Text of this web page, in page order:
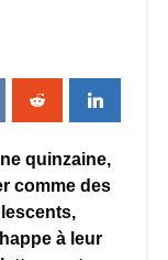
quinzaine,
comme des
à leur